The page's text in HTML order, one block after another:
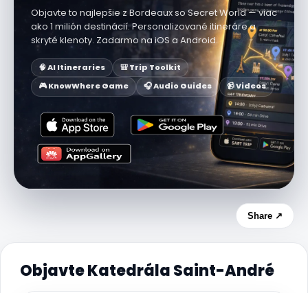
Objavte to najlepšie z Bordeaux so Secret World — viac
ako 1 milión destinácií. Personalizované itineráre a
skryté klenoty. Zadarmo na iOS a Android.
🧠 AI Itineraries
🎒 Trip Toolkit
🎮 KnowWhere Game
🎧 Audio Guides 📹 Videos
Share ↗
Objavte Katedrála Saint-André